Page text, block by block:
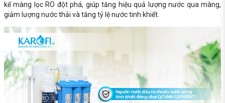
kế màng lọc RO đột phá, giúp tăng hiệu quả lượng nước qua màng,
giảm lượng nước thải và tăng tỷ lệ nước tinh khiết.